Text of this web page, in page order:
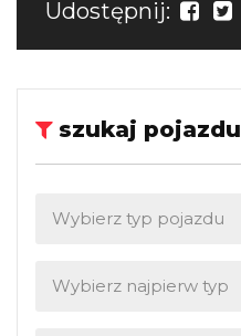
Udostępnij:
szukaj pojazdu